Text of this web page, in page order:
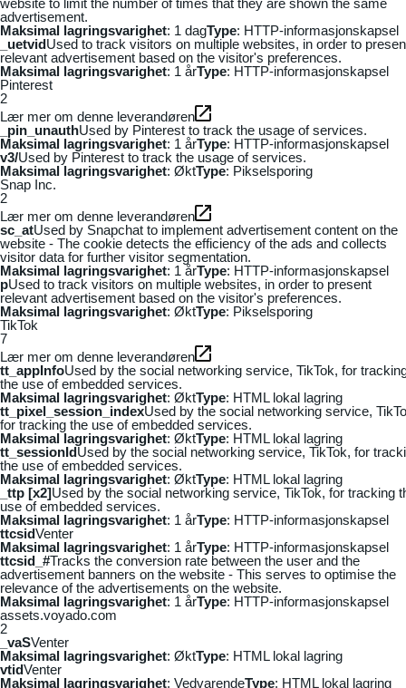
advertisement.
Maksimal lagringsvarighet: 1 dagType: HTTP-informasjonskapsel
_uetvidUsed to track visitors on multiple websites, in order to
relevant advertisement based on the visitor's preferences.
Maksimal lagringsvarighet: 1 årType: HTTP-informasjonskapsel
Pinterest
2
Lær mer om denne leverandøren
_pin_unauthUsed by Pinterest to track the usage of services.
Maksimal lagringsvarighet: 1 årType: HTTP-informasjonskapsel
v3/Used by Pinterest to track the usage of services.
Maksimal lagringsvarighet: ØktType: Pikselsporing
Snap Inc.
2
Lær mer om denne leverandøren
sc_atUsed by Snapchat to implement advertisement content on the
website - The cookie detects the efficiency of the ads and collects
visitor data for further visitor segmentation.
Maksimal lagringsvarighet: 1 årType: HTTP-informasjonskapsel
pUsed to track visitors on multiple websites, in order to present
relevant advertisement based on the visitor's preferences.
Maksimal lagringsvarighet: ØktType: Pikselsporing
TikTok
7
Lær mer om denne leverandøren
tt_appInfoUsed by the social networking service, TikTok, for
the use of embedded services.
Maksimal lagringsvarighet: ØktType: HTML lokal lagring
tt_pixel_session_indexUsed by the social networking service,
for tracking the use of embedded services.
Maksimal lagringsvarighet: ØktType: HTML lokal lagring
tt_sessionIdUsed by the social networking service, TikTok, for
the use of embedded services.
Maksimal lagringsvarighet: ØktType: HTML lokal lagring
_ttp [x2]Used by the social networking service, TikTok, for tracking
use of embedded services.
Maksimal lagringsvarighet: 1 årType: HTTP-informasjonskapsel
ttcsidVenter
Maksimal lagringsvarighet: 1 årType: HTTP-informasjonskapsel
ttcsid_#Tracks the conversion rate between the user and the
advertisement banners on the website - This serves to optimise the
relevance of the advertisements on the website.
Maksimal lagringsvarighet: 1 årType: HTTP-informasjonskapsel
assets.voyado.com
2
_vaSVenter
Maksimal lagringsvarighet: ØktType: HTML lokal lagring
vtidVenter
Maksimal lagringsvarighet: VedvarendeType: HTML lokal lagring